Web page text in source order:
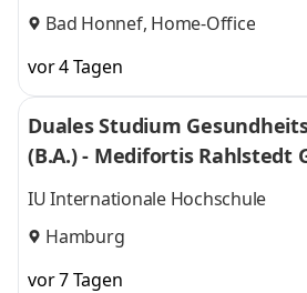
Bad Honnef, Home-Office
vor 4 Tagen
Duales Studium
(B.A.) - Medifortis Rahlstedt
ieser Hamburg Rahlstedt)
IU Internationale Hochschule
Hamburg
vor 7 Tagen